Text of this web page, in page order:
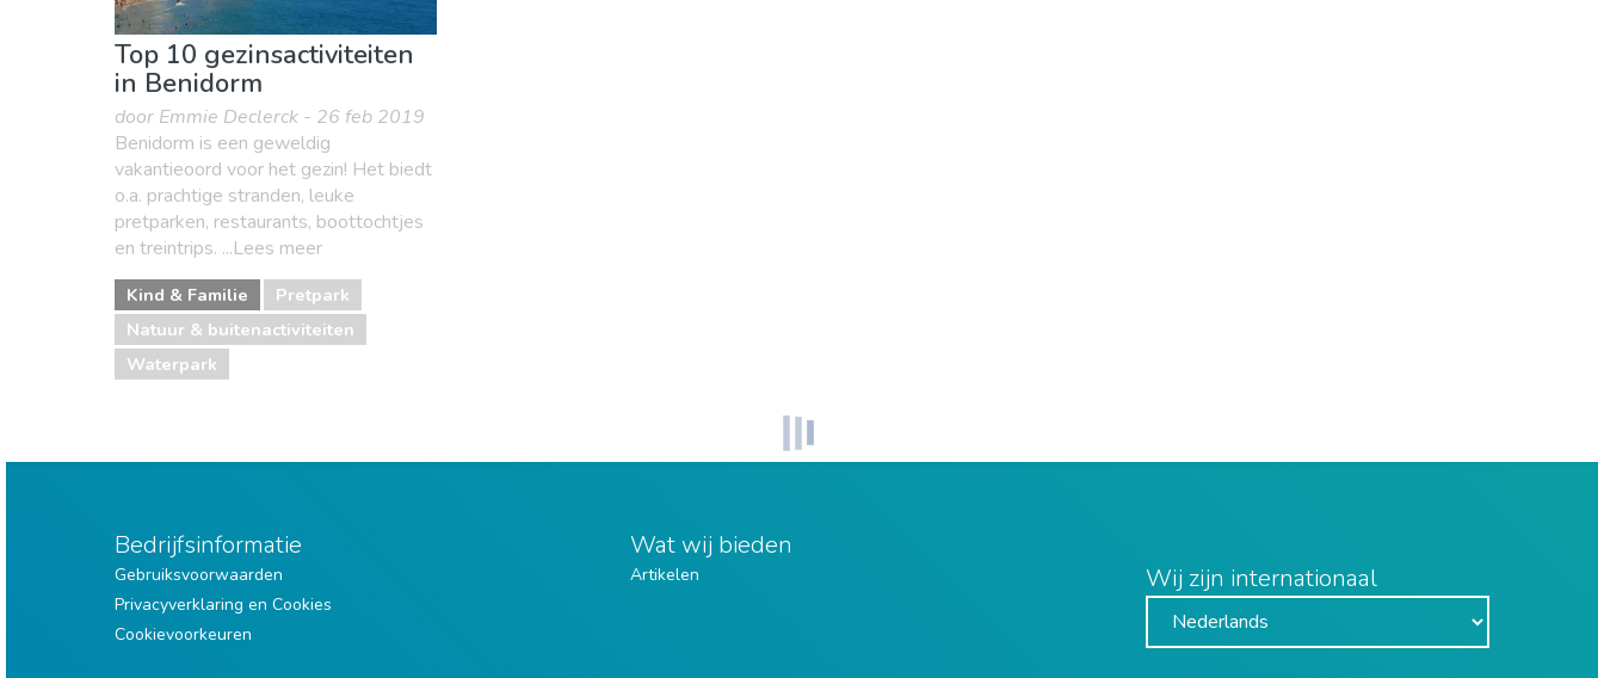
Top 10 gezinsactiviteiten
in Benidorm
door Emmie Declerck - 26 feb 2019
Benidorm is een geweldig
vakantieoord voor het gezin! Het biedt
o.a. prachtige stranden, leuke
pretparken, restaurants, boottochtjes
en treintrips. ...Lees meer
Kind & Familie
Pretpark
Natuur & buitenactiviteiten
Waterpark
Bedrijfsinformatie
Gebruiksvoorwaarden
Privacyverklaring en Cookies
Cookievoorkeuren
Wat wij bieden
Artikelen Wij zijn internationaal